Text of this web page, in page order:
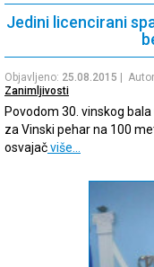
Jedini licencirani
Objavljeno: 25.08.2015 |
Zanimljivosti
Povodom 30. vinskog
za Vinski pehar na 100
osvajačviše…